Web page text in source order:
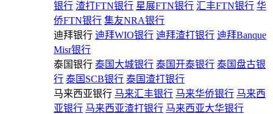
银行 渣打FTN银行 星展FTN银行 汇丰FTN银行 华
侨FTN银行 集友NRA银行
迪拜银行 迪拜WIO银行 迪拜渣打银行 迪拜Banque
Misr银行
泰国银行 泰国大城银行 泰国开泰银行 泰国盘古银
行 泰国SCB银行 泰国渣打银行
马来西亚银行 马来汇丰银行 马来华侨银行 马来西
亚银行 马来西亚渣打银行 马来西亚大华银行